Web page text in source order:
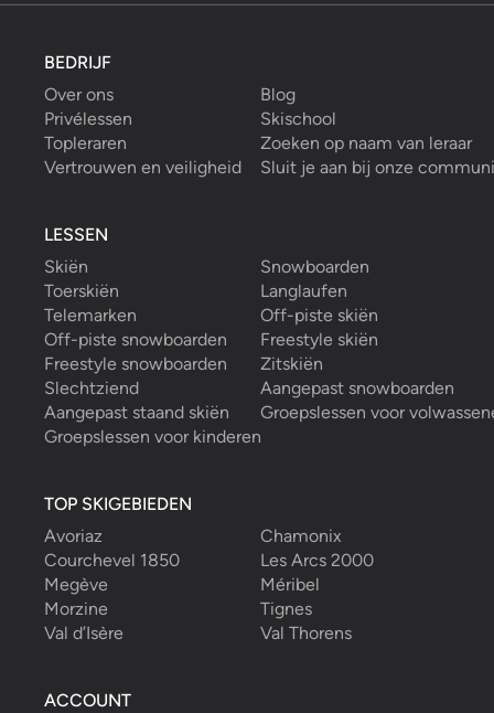
BEDRIJF
Over ons
Blog
Privélessen
Skischool
Topleraren
Zoeken op naam van leraar
Vertrouwen en veiligheid
Sluit je aan bij onze
LESSEN
Skiën
Snowboarden
Toerskiën
Langlaufen
Telemarken
Off-piste skiën
Off-piste snowboarden
Freestyle skiën
Freestyle snowboarden
Zitskiën
Slechtziend
Aangepast snowboarden
Aangepast staand skiën
Groepslessen voor
Groepslessen voor kinderen
TOP SKIGEBIEDEN
Avoriaz
Chamonix
Courchevel 1850
Les Arcs 2000
Megève
Méribel
Morzine
Tignes
Val d’Isère
Val Thorens
ACCOUNT